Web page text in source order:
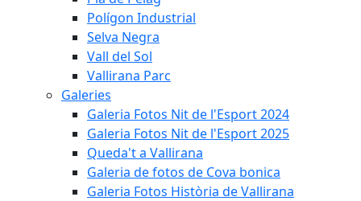
Polígon Industrial
Selva Negra
Vall del Sol
Vallirana Parc
Galeries
Galeria Fotos Nit de l'Esport 2024
Galeria Fotos Nit de l'Esport 2025
Queda't a Vallirana
Galeria de fotos de Cova bonica
Galeria Fotos Història de Vallirana